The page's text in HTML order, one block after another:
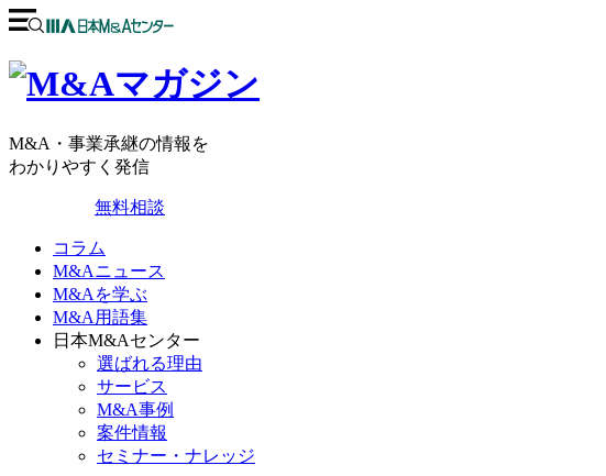
M&A・事業承継の情報を
わかりやすく発信
無料相談
コラム
M&Aニュース
M&Aを学ぶ
M&A用語集
日本M&Aセンター
選ばれる理由
サービス
M&A事例
案件情報
セミナー・ナレッジ